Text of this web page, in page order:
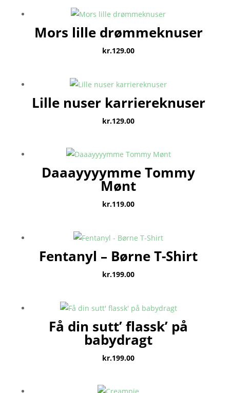
Mors lille drømmeknuser
kr.129.00
Lille nuser karriereknuser
kr.129.00
Daaayyyymme Tommy
Mønt
kr.119.00
Fentanyl – Børne T-Shirt
kr.199.00
Få din sutt’ flassk’ på
babydragt
kr.199.00